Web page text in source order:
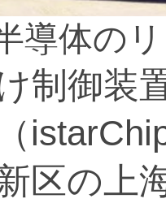
導体の
制御装
区の上